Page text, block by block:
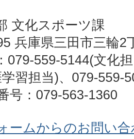
文化スポーツ課
兵庫県三田市三輪2
079-559-5144(文化
習担当)、079-559-
号：079-563-1360
ームからのお問い